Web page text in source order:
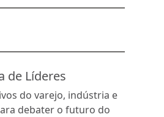
de crescimento do
nos resultados
Federação Brasileira
de Farmácias
atualmente reúne 74
representando mais
de Líderes
do varejo, indústria e
debater o futuro do